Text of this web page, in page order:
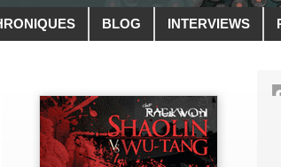
BLOG INTERVIEWS